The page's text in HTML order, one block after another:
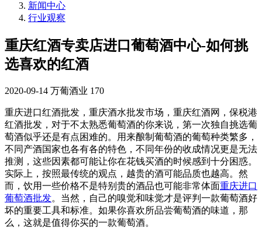
新闻中心
行业观察
重庆红酒专卖店进口葡萄酒中心-如何挑
选喜欢的红酒
2020-09-14 万葡酒业 170
重庆进口红酒批发，重庆酒水批发市场，重庆红酒网，保税港
红酒批发，对于不太熟悉葡萄酒的你来说，第一次独自挑选葡
萄酒似乎还是有点困难的。用来酿制葡萄酒的葡萄种类繁多，
不同产酒国家也各有各的特色，不同年份的收成情况更是无法
推测，这些因素都可能让你在花钱买酒的时候感到十分困惑。
实际上，按照最传统的观点，越贵的酒可能品质也越高。然
而，饮用一些价格不是特别贵的酒品也可能非常体面重庆进口
葡萄酒批发。当然，自己的嗅觉和味觉才是评判一款葡萄酒好
坏的重要工具和标准。如果你喜欢所品尝葡萄酒的味道，那
么，这就是值得你买的一款葡萄酒。